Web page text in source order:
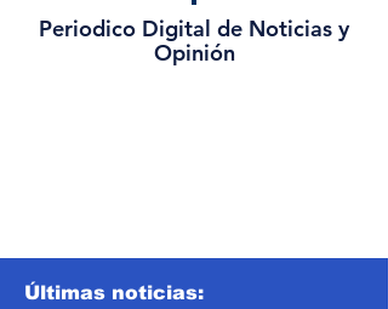
Periodico Digital de Noticias y
Opinión
Últimas noticias: